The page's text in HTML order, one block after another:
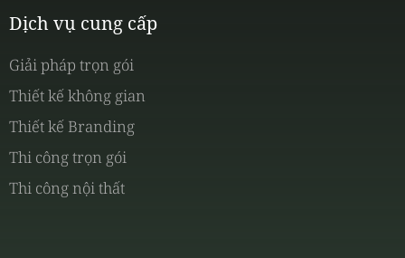
Dịch vụ cung cấp
Giải pháp trọn gói
Thiết kế không gian
Thiết kế Branding
Thi công trọn gói
Thi công nội thất